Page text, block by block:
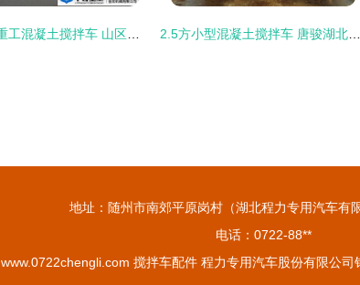
地址：随州市南郊平原岗村（湖北程力专用汽车有
电话：0722-88**
www.0722chengli.com 搅拌车配件 程力专用汽车股份有限公司